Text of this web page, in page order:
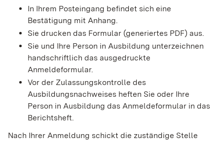
In Ihrem Posteingang befindet sich eine
Bestätigung mit Anhang.
Sie drucken das Formular (generiertes PDF) aus.
Sie und Ihre Person in Ausbildung unterzeichnen
handschriftlich das ausgedruckte
Anmeldeformular.
Vor der Zulassungskontrolle des
Ausbildungsnachweises heften Sie oder Ihre
Person in Ausbildung das Anmeldeformular in das
Berichtsheft.
Nach Ihrer Anmeldung schickt die zuständige Stelle